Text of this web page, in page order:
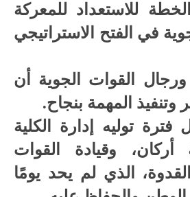
للاستعداد للمعركة
في الفتح الاستراتيجي
القوات الجوية أن
وتنفيذ المهمة بنجاح.
توليه إدارة الكلية
أركان، وقيادة القوات
الذي لم يحد يومًا